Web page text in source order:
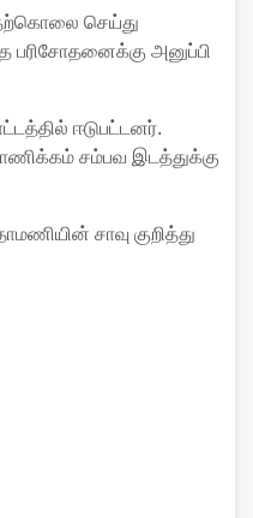
தற்கொலை செய்து
பரிசோதனைக்கு அனுப்பி
ஈடுபட்டனர்.
சம்பவ இடத்துக்கு
சாவு குறித்து